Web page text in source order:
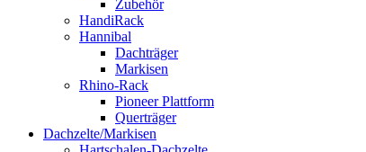
Zubehör
HandiRack
Hannibal
Dachträger
Markisen
Rhino-Rack
Pioneer Plattform
Querträger
Dachzelte/Markisen